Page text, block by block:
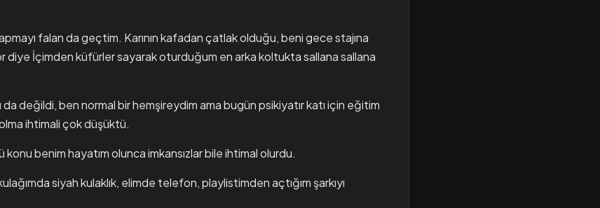
falan da geçtim. Karının kafadan çatlak olduğu, beni gece stajına
diye İçimden küfürler sayarak oturduğum en arka koltukta sallana sallana
da değildi, ben normal bir hemşireydim ama bugün psikiyatır katı için eğitim
ihtimali çok düşüktü.
konu benim hayatım olunca imkansızlar bile ihtimal olurdu.
siyah kulaklık, elimde telefon, playlistimden açtığım şarkıyı